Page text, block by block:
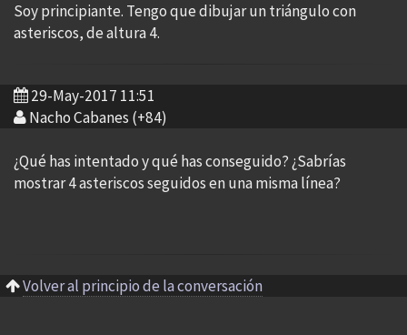
Soy principiante. Tengo que dibujar un triángulo con
asteriscos, de altura 4.
29-May-2017 11:51
Nacho Cabanes (+84)
¿Qué has intentado y qué has conseguido? ¿Sabrías
mostrar 4 asteriscos seguidos en una misma línea?
Volver al principio de la conversación